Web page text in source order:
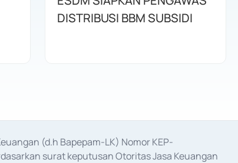
DISTRIBUSI BBM SUBSIDI
(d.h Bapepam-LK) Nomor KEP-
surat keputusan Otoritas Jasa Keuangan